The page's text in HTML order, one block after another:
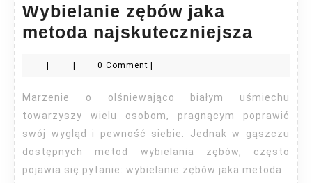
Wybielanie zębów jaka
metoda najskuteczniejsza
zębów
| | 0 Comment |
Marzenie o olśniewająco białym uśmiechu
towarzyszy wielu osobom, pragnącym poprawić
swój wygląd i pewność siebie. Jednak w gąszczu
dostępnych metod wybielania zębów, często
pojawia się pytanie: wybielanie zębów jaka metoda